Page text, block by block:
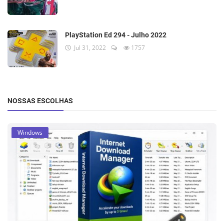
PlayStation Ed 294 - Julho 2022
Jul 31, 2022 1757
NOSSAS ESCOLHAS
Windows